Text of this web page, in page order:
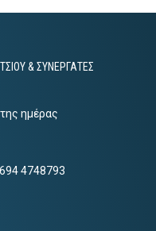
& ΣΥΝΕΡΓΑΤΕΣ
ημέρας
4748793